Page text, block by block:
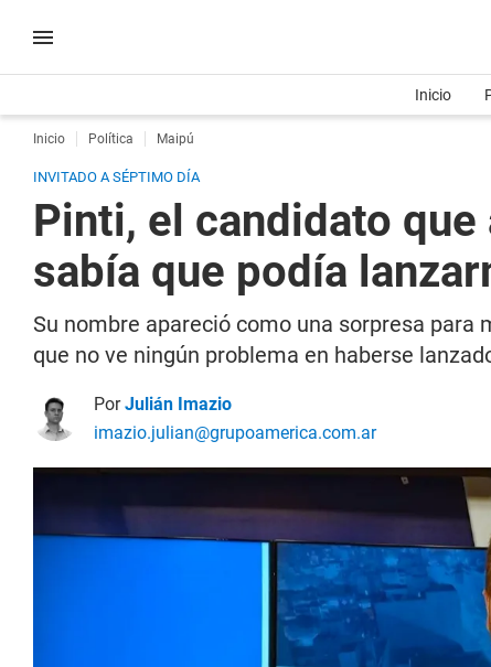
Inicio
Inicio Política Maipú
INVITADO A SÉPTIMO DÍA
Pinti, el candidato
sabía que podía
Su nombre apareció como una sorpresa
que no ve ningún problema en haberse
PorJulián Imazio
imazio.julian@grupoamerica.com.ar